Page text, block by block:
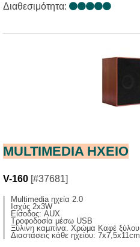
Διαθεσιμότητα:
MULTIMEDIA HXΕΙΟ
V-160 [#37681]
Multimedia ηχεία 2.0
Ισχύς 2x3W
Είσοδος: AUX
Τροφοδοσία μέσω USB
Ξύλινη καμπίνα. Χρώμα Καφέ ξύλου
Διαστάσεις κάθε ηχείου: 7x7,5x11cm